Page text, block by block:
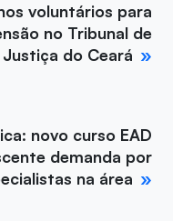
voluntários para
no Tribunal de
Justiça do Ceará
novo curso EAD
demanda por
na área